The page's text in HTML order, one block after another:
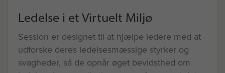
Ledelse i et Virtuelt Miljø
Session er designet til at hjælpe ledere med at
udforske deres ledelsesmæssige styrker og
svagheder, så de opnår øget bevidsthed om